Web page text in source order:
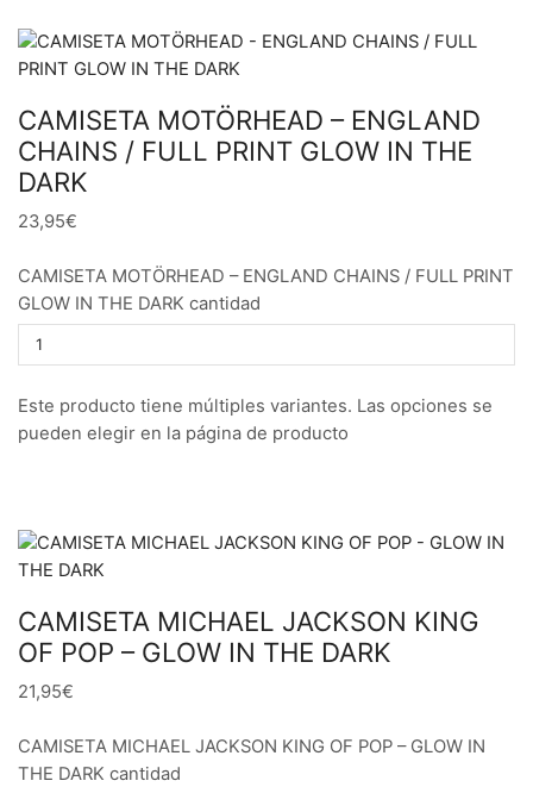
CAMISETA MOTÖRHEAD – ENGLAND
CHAINS / FULL PRINT GLOW IN THE
DARK
23,95€
CAMISETA MOTÖRHEAD – ENGLAND CHAINS / FULL PRINT
GLOW IN THE DARK cantidad
Este producto tiene múltiples variantes. Las opciones se
pueden elegir en la página de producto
CAMISETA MICHAEL JACKSON KING
OF POP – GLOW IN THE DARK
21,95€
CAMISETA MICHAEL JACKSON KING OF POP – GLOW IN
THE DARK cantidad